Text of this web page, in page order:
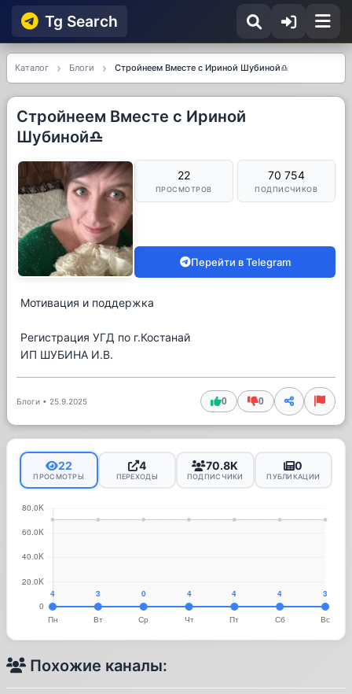
Tg Searсh
Каталог Блоги Стройнеем Вместе с Ириной Шубиной♎️
Стройнеем Вместе с Ириной
Шубиной♎️
22
ПРОСМОТРОВ
70 754
ПОДПИСЧИКОВ
Перейти в Telegram
Мотивация и поддержка
Регистрация УГД по г.Костанай
ИП ШУБИНА И.В.
Блоги • 25.9.2025 0 0
22
ПРОСМОТРЫ
4
ПЕРЕХОДЫ
70.8K
ПОДПИСЧИКИ
0
ПУБЛИКАЦИИ
Похожие каналы: